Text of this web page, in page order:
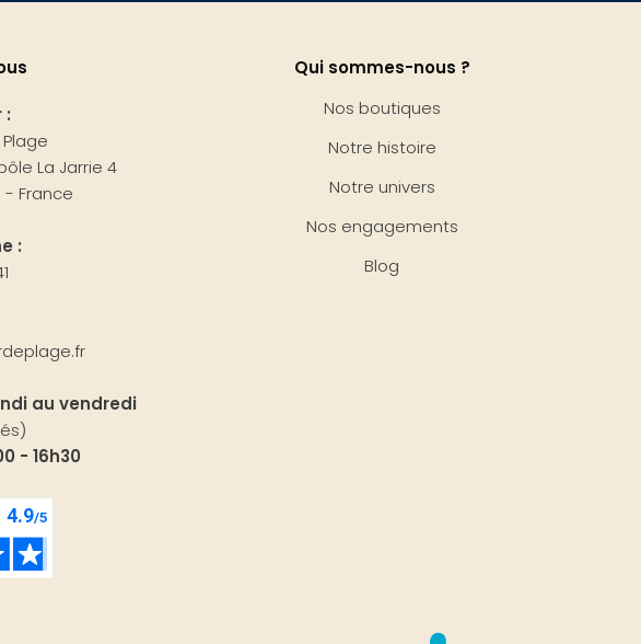
:
La Jarrie 4
- France
:
au vendredi
- 16h30
Qui sommes-nous ?
Nos boutiques
Notre histoire
Notre univers
Nos engagements
Blog